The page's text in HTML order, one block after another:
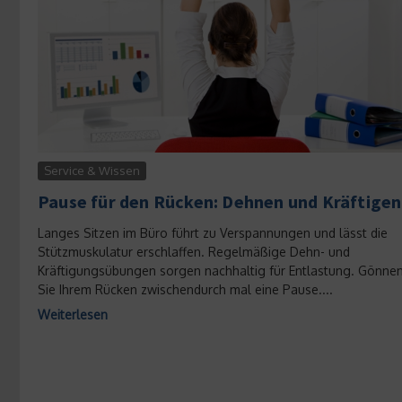
Service & Wissen
Pause für den Rücken: Dehnen und Kräftigen
Langes Sitzen im Büro führt zu Verspannungen und lässt die
Stützmuskulatur erschlaffen. Regelmäßige Dehn- und
Kräftigungsübungen sorgen nachhaltig für Entlastung.
Sie Ihrem Rücken zwischendurch mal eine Pause....
Weiterlesen